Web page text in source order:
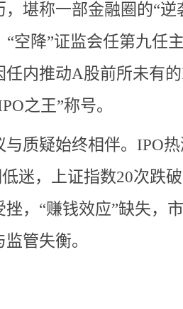
，堪称一部金融圈的“逆
“空降”证监会任第九任
任内推动A股前所未有
之王”称号。
质疑始终相伴。IPO
迷，上证指数20次跌
挫，“赚钱效应”缺失，
管失衡。